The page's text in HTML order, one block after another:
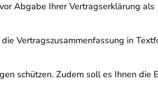
Abgabe Ihrer Vertragserklärung als
Vertragszusammenfassung in
schützen. Zudem soll es Ihnen die